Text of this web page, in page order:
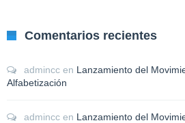
Comentarios recientes
admincc en Lanzamiento del
Alfabetización
admincc en Lanzamiento del